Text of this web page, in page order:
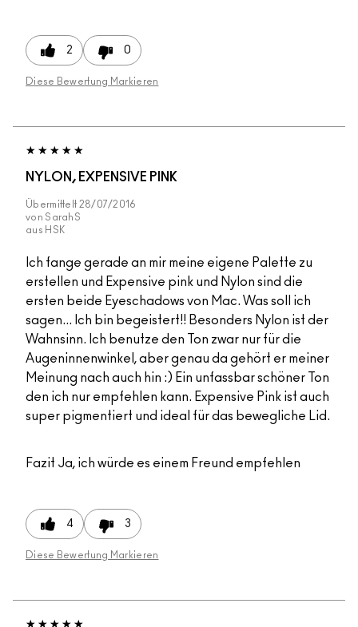
2 0
Diese Bewertung Markieren
NYLON, EXPENSIVE PINK
Übermittelt 28/07/2016
von SarahS
aus HSK
Ich fange gerade an mir meine eigene Palette zu
erstellen und Expensive pink und Nylon sind die
ersten beide Eyeschadows von Mac. Was soll ich
sagen... Ich bin begeistert!! Besonders Nylon ist der
Wahnsinn. Ich benutze den Ton zwar nur für die
Augeninnenwinkel, aber genau da gehört er meiner
Meinung nach auch hin :) Ein unfassbar schöner Ton
den ich nur empfehlen kann. Expensive Pink ist auch
super pigmentiert und ideal für das bewegliche Lid.
Fazit Ja, ich würde es einem Freund empfehlen
4 3
Diese Bewertung Markieren